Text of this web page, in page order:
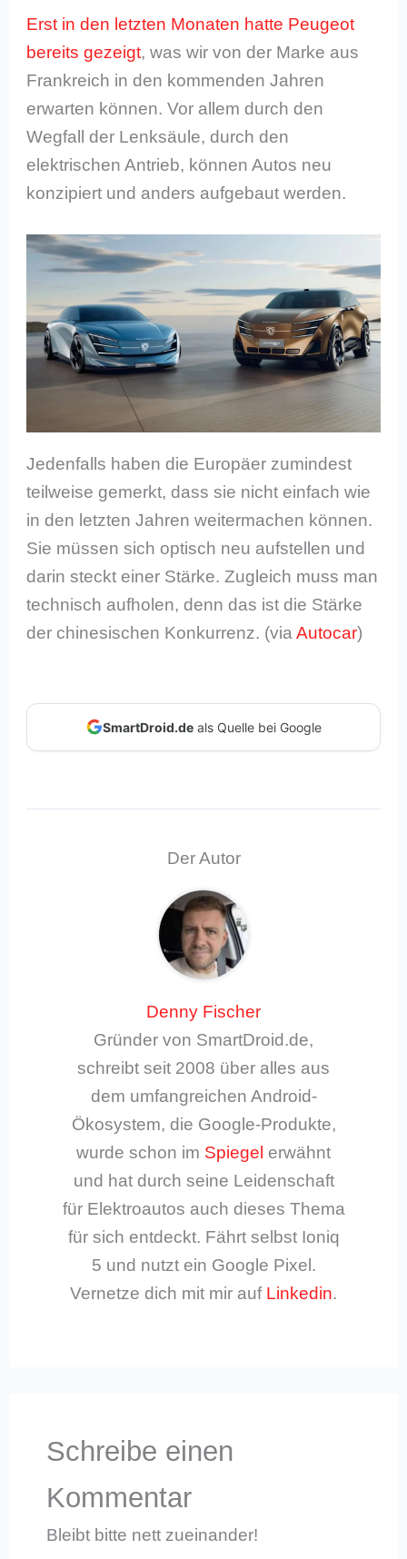
Erst in den letzten Monaten hatte Peugeot
bereits gezeigt, was wir von der Marke aus
Frankreich in den kommenden Jahren
erwarten können. Vor allem durch den
Wegfall der Lenksäule, durch den
elektrischen Antrieb, können Autos neu
konzipiert und anders aufgebaut werden.
Jedenfalls haben die Europäer zumindest
teilweise gemerkt, dass sie nicht einfach wie
in den letzten Jahren weitermachen können.
Sie müssen sich optisch neu aufstellen und
darin steckt einer Stärke. Zugleich muss man
technisch aufholen, denn das ist die Stärke
der chinesischen Konkurrenz. (viaAutocar)
SmartDroid.deals Quelle bei Google
Der Autor
Denny Fischer
Gründer von SmartDroid.de,
schreibt seit 2008 über alles aus
dem umfangreichen Android-
Ökosystem, die Google-Produkte,
wurde schon im Spiegel erwähnt
und hat durch seine Leidenschaft
für Elektroautos auch dieses Thema
für sich entdeckt. Fährt selbst Ioniq
5 und nutzt ein Google Pixel.
Vernetze dich mit mir auf Linkedin.
Schreibe einen
Kommentar
Bleibt bitte nett zueinander!